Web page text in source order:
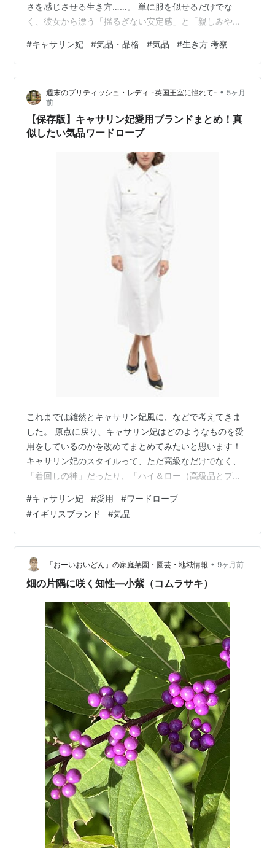
さを感じさせる生き方……。 単に服を似せるだけでな
く、彼女から漂う「揺るぎない安定感」と「親しみやす
い」と願う私たちが、まず最初に取り入れるべき「気
品・ファッション・マインド」の心得をまとめました。
1. 【Fashion】「自分に似合う」を知り、美しく整える
キャサリン妃のスタイルには、常に「清潔感」と「サイ
ズ感」への徹底したこだわりがあります。 ジャストサイ
ズを追求する： 彼女の服は、どれ…
#キャサリン妃 #気品・品格 #気品 #生き方 考察
週末のブリティッシュ・レディ -英国王室に憧れて- • 5ヶ月
前
【保存版】キャサリン妃愛用ブランドまとめ！真
似したい気品ワードローブ
これまでは雑然とキャサリン妃風に、などで考えてきま
した。 原点に戻り、キャサリン妃はどのようなものを愛
用をしているのかを改めてまとめてみたいと思います！
キャサリン妃のスタイルって、ただ高級なだけでなく、
「着回しの神」だったり、「ハイ＆ロー（高級品とプチ
ーデのヒントが詰まっていると思いませんか？ 長年愛用
されているとされる「鉄板ブランド」をカテゴリー別に
まとめてみました！ あまり画像をうまく探せませんでし
たが読み物として雰囲気だけでも伝われば。 1. 【勝負
服】ここぞという時のロイヤル・エレガンス 大切な会議
やプレゼン、お呼ばれシーンで参考にし…
#キャサリン妃 #愛用 #ワードローブ
#イギリスブランド #気品
「おーいおいどん」の家庭菜園・園芸・地域情報 • 9ヶ月前
畑の片隅に咲く知性—小紫（コムラサキ）